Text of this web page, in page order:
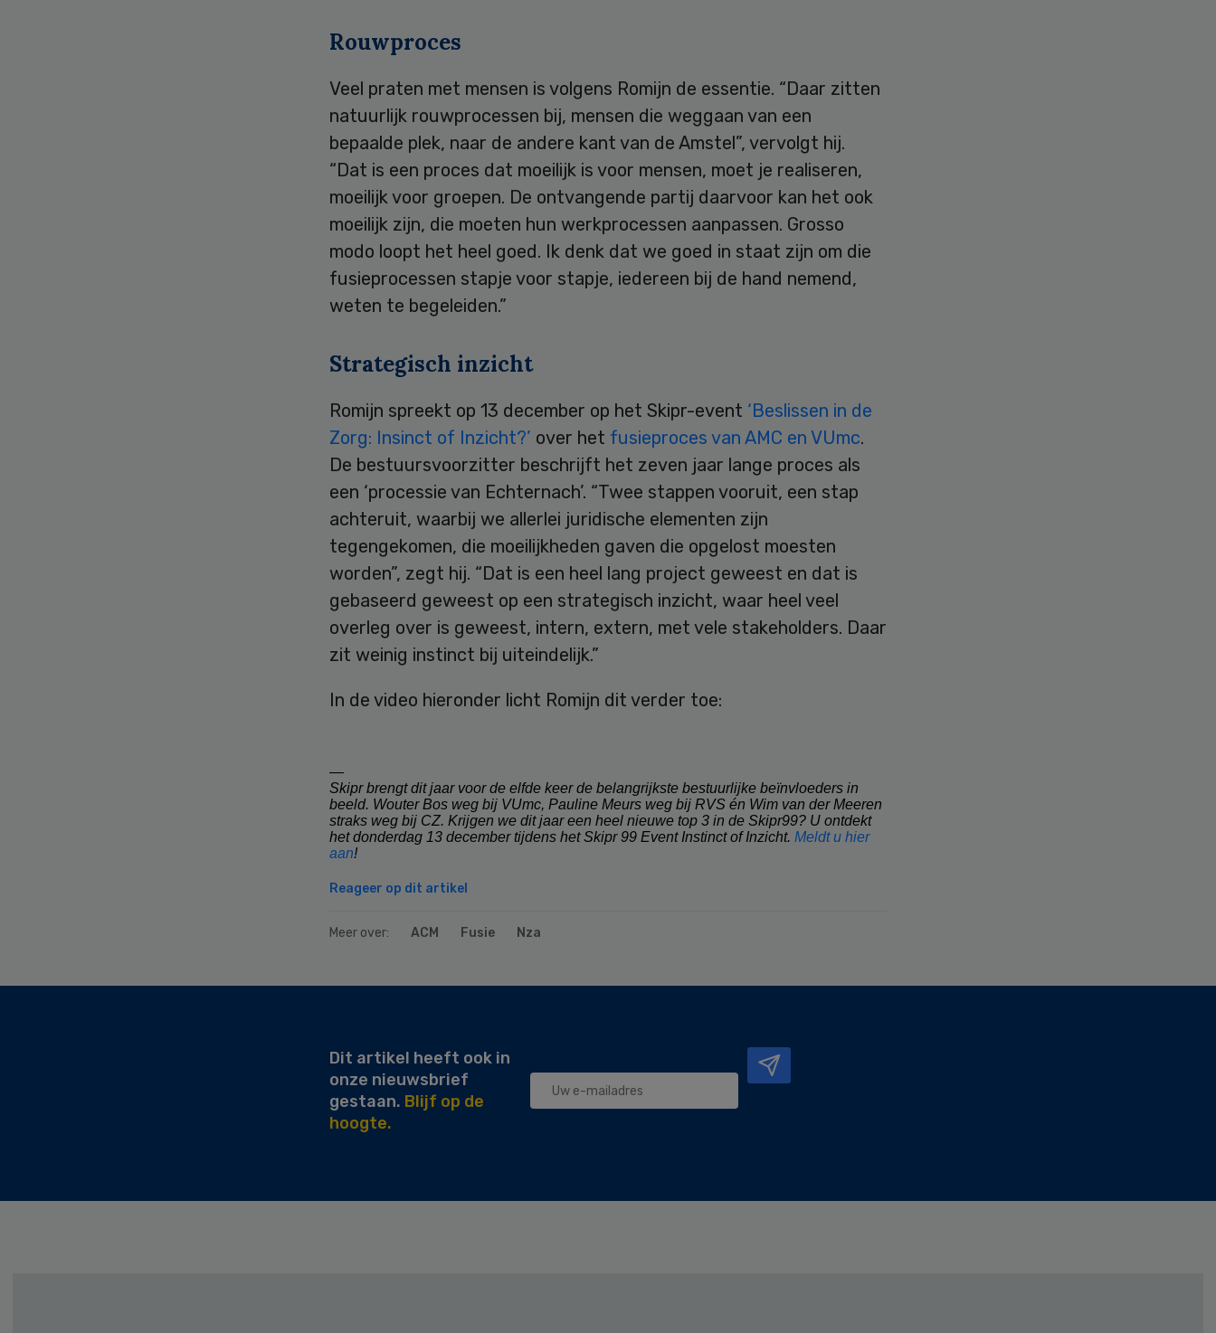
Rouwproces
Veel praten met mensen is volgens Romijn de essentie. “Daar zitten
natuurlijk rouwprocessen bij, mensen die weggaan van een
bepaalde plek, naar de andere kant van de Amstel”, vervolgt hij.
“Dat is een proces dat moeilijk is voor mensen, moet je realiseren,
moeilijk voor groepen. De ontvangende partij daarvoor kan het ook
moeilijk zijn, die moeten hun werkprocessen aanpassen. Grosso
modo loopt het heel goed. Ik denk dat we goed in staat zijn om die
fusieprocessen stapje voor stapje, iedereen bij de hand nemend,
weten te begeleiden.”
Strategisch inzicht
Romijn spreekt op 13 december op het Skipr-event ‘Beslissen in de
Zorg: Insinct of Inzicht?’ over het fusieproces van AMC en VUmc.
De bestuursvoorzitter beschrijft het zeven jaar lange proces als
een ‘processie van Echternach’. “Twee stappen vooruit, een stap
achteruit, waarbij we allerlei juridische elementen zijn
tegengekomen, die moeilijkheden gaven die opgelost moesten
worden”, zegt hij. “Dat is een heel lang project geweest en dat is
gebaseerd geweest op een strategisch inzicht, waar heel veel
overleg over is geweest, intern, extern, met vele stakeholders. Daar
zit weinig instinct bij uiteindelijk.”
In de video hieronder licht Romijn dit verder toe:
—
Skipr brengt dit jaar voor de elfde keer de belangrijkste bestuurlijke beïnvloeders in
beeld. Wouter Bos weg bij VUmc, Pauline Meurs weg bij RVS én Wim van der Meeren
straks weg bij CZ. Krijgen we dit jaar een heel nieuwe top 3 in de Skipr99? U ontdekt
het donderdag 13 december tijdens het Skipr 99 Event Instinct of Inzicht. Meldt u hier
aan!
Reageer op dit artikel
Meer over: ACM Fusie Nza
Dit artikel heeft ook in
onze nieuwsbrief
gestaan. Blijf op de
hoogte.